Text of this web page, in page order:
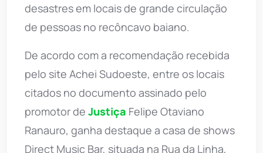
desastres em locais de grande circulação
de pessoas no recôncavo baiano.
De acordo com a recomendação recebida
pelo site Achei Sudoeste, entre os locais
citados no documento assinado pelo
promotor de Justiça Felipe Otaviano
Ranauro, ganha destaque a casa de shows
Direct Music Bar, situada na Rua da Linha,